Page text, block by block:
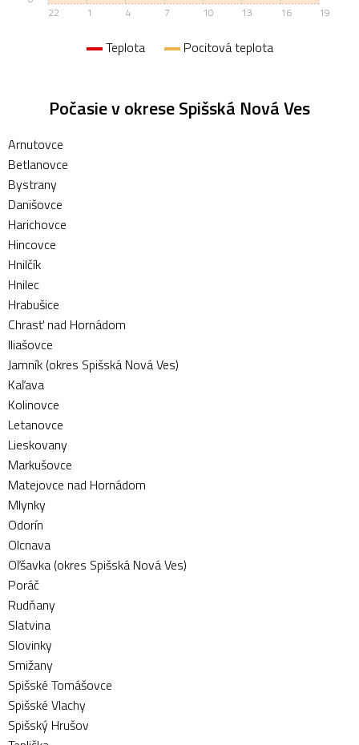
22 1 4 7 10 13 16 19
Teplota Pocitová teplota
Počasie v okrese Spišská Nová Ves
Arnutovce
Betlanovce
Bystrany
Danišovce
Harichovce
Hincovce
Hnilčík
Hnilec
Hrabušice
Chrasť nad Hornádom
Iliašovce
Jamník (okres Spišská Nová Ves)
Kaľava
Kolinovce
Letanovce
Lieskovany
Markušovce
Matejovce nad Hornádom
Mlynky
Odorín
Olcnava
Oľšavka (okres Spišská Nová Ves)
Poráč
Rudňany
Slatvina
Slovinky
Smižany
Spišské Tomášovce
Spišské Vlachy
Spišský Hrušov